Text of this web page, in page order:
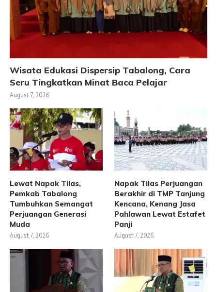
Wisata Edukasi Dispersip Tabalong, Cara
Seru Tingkatkan Minat Baca Pelajar
August 7, 2026
Lewat Napak Tilas,
Pemkab Tabalong
Tumbuhkan Semangat
Perjuangan Generasi
Muda
August 7, 2026
Napak Tilas Perjuangan
Berakhir di TMP Tanjung
Kencana, Kenang Jasa
Pahlawan Lewat Estafet
Panji
August 7, 2026